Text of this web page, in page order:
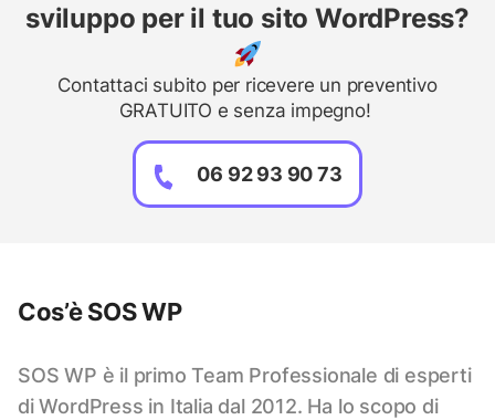
sviluppo per il tuo sito WordPress?
Contattaci subito per ricevere un preventivo
GRATUITO e senza impegno!
06 92 93 90 73
Cos’è SOS WP
SOS WP è il primo Team Professionale di esperti
di WordPress in Italia dal 2012. Ha lo scopo di